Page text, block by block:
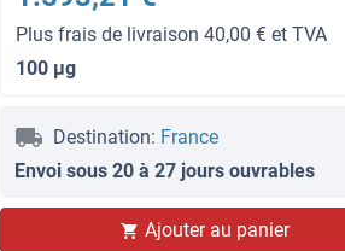
Plus frais de livraison 40,00 € et TVA
100 μg
Destination: France
Envoi sous 20 à 27 jours ouvrables
Ajouter au panier